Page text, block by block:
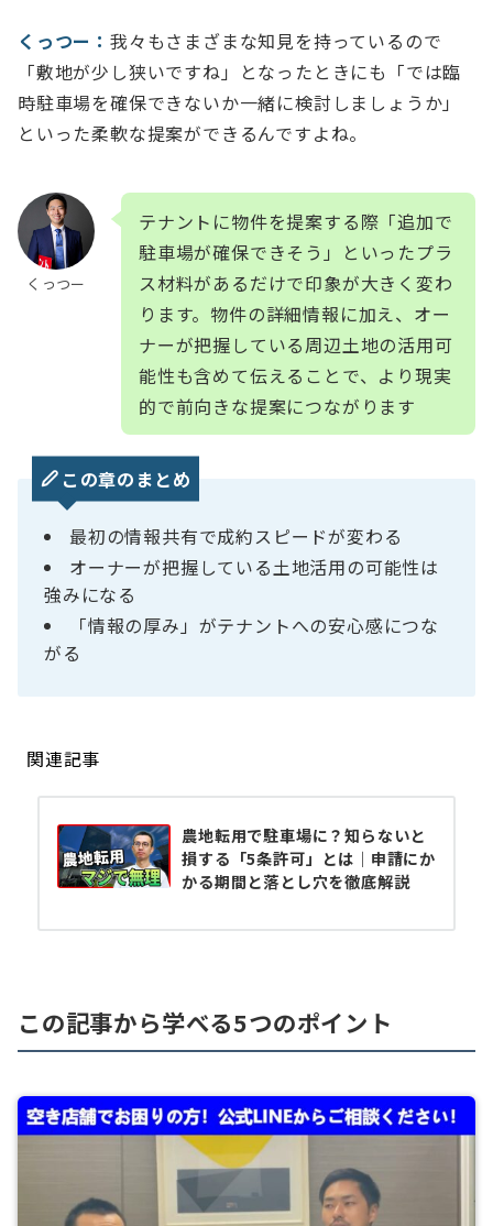
くっつー： 我々もさまざまな知見を持っているので
「敷地が少し狭いですね」となったときにも「では臨
時駐車場を確保できないか一緒に検討しましょうか」
といった柔軟な提案ができるんですよね。
くっつー
テナントに物件を提案する際「追加で
駐車場が確保できそう」といったプラ
ス材料があるだけで印象が大きく変わ
ります。物件の詳細情報に加え、オー
ナーが把握している周辺土地の活用可
能性も含めて伝えることで、より現実
的で前向きな提案につながります
この章のまとめ
最初の情報共有で成約スピードが変わる
オーナーが把握している土地活用の可能性は
強みになる
「情報の厚み」がテナントへの安心感につな
がる
関連記事
農地転用で駐車場に？知らないと
損する「5条許可」とは｜申請にか
かる期間と落とし穴を徹底解説
この記事から学べる5つのポイント